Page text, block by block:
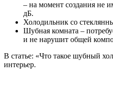
– на момент создания не
дБ.
Холодильник со
Шубная комната –
и не нарушит общей
В статье: «Что такое шубный
интерьер.